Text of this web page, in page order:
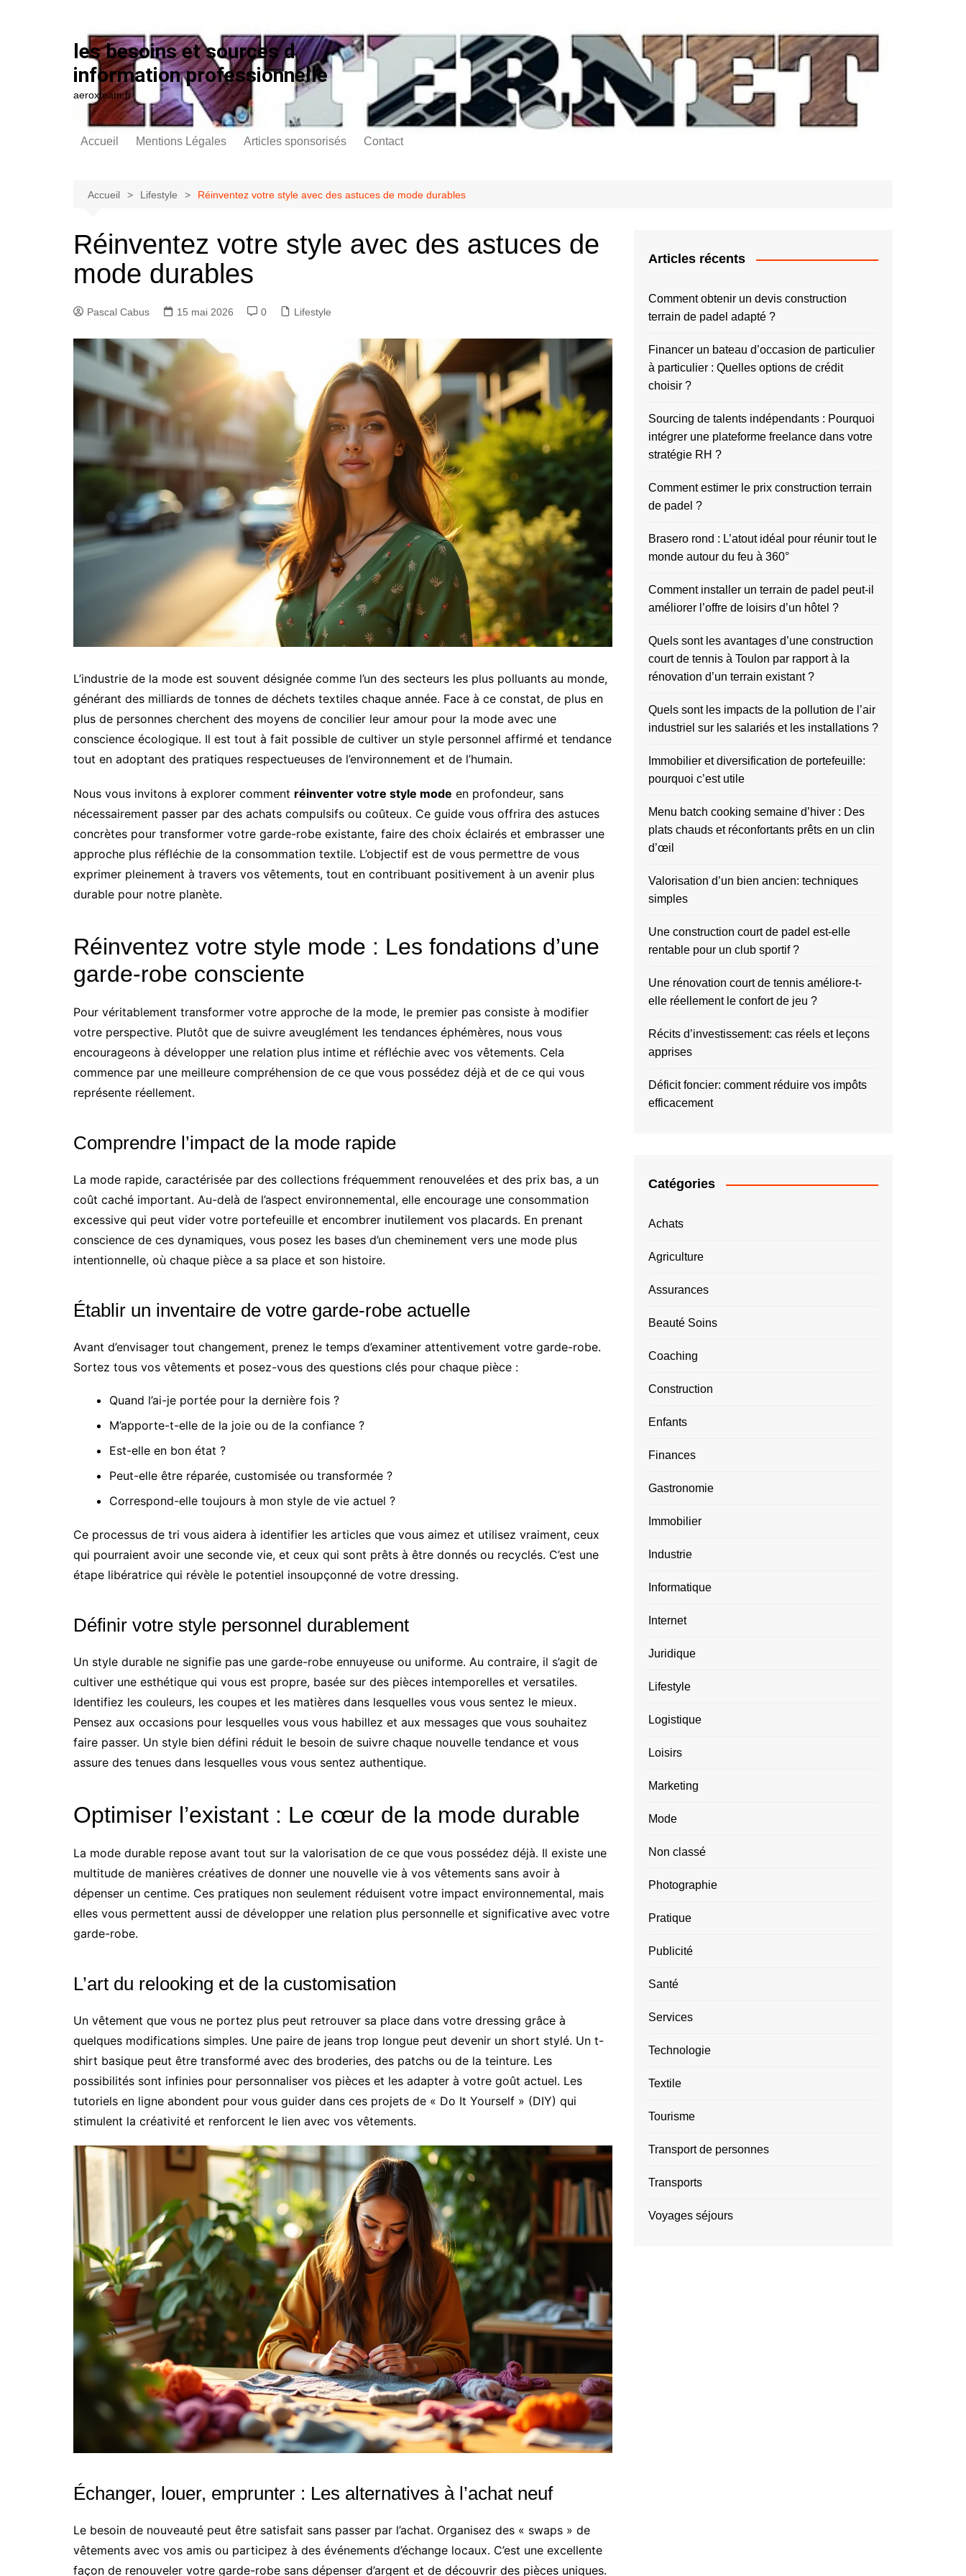
les besoins et sources d
information professionnelle
aeroxteam.fr
Accueil Mentions Légales Articles sponsorisés Contact
Accueil Lifestyle Réinventez votre style avec des astuces de mode durables
Réinventez votre style avec des astuces de
mode durables
Pascal Cabus 15 mai 2026 0 Lifestyle
L’industrie de la mode est souvent désignée comme l’un des secteurs les plus polluants au monde,
générant des milliards de tonnes de déchets textiles chaque année. Face à ce constat, de plus en
plus de personnes cherchent des moyens de concilier leur amour pour la mode avec une
conscience écologique. Il est tout à fait possible de cultiver un style personnel affirmé et tendance
tout en adoptant des pratiques respectueuses de l’environnement et de l’humain.
Nous vous invitons à explorer comment réinventer votre style mode en profondeur, sans
nécessairement passer par des achats compulsifs ou coûteux. Ce guide vous offrira des astuces
concrètes pour transformer votre garde-robe existante, faire des choix éclairés et embrasser une
approche plus réfléchie de la consommation textile. L’objectif est de vous permettre de vous
exprimer pleinement à travers vos vêtements, tout en contribuant positivement à un avenir plus
durable pour notre planète.
Réinventez votre style mode : Les fondations d’une
garde-robe consciente
Pour véritablement transformer votre approche de la mode, le premier pas consiste à modifier
votre perspective. Plutôt que de suivre aveuglément les tendances éphémères, nous vous
encourageons à développer une relation plus intime et réfléchie avec vos vêtements. Cela
commence par une meilleure compréhension de ce que vous possédez déjà et de ce qui vous
représente réellement.
Comprendre l’impact de la mode rapide
La mode rapide, caractérisée par des collections fréquemment renouvelées et des prix bas, a un
coût caché important. Au-delà de l’aspect environnemental, elle encourage une consommation
excessive qui peut vider votre portefeuille et encombrer inutilement vos placards. En prenant
conscience de ces dynamiques, vous posez les bases d’un cheminement vers une mode plus
intentionnelle, où chaque pièce a sa place et son histoire.
Établir un inventaire de votre garde-robe actuelle
Avant d’envisager tout changement, prenez le temps d’examiner attentivement votre garde-robe.
Sortez tous vos vêtements et posez-vous des questions clés pour chaque pièce :
Quand l’ai-je portée pour la dernière fois ?
M’apporte-t-elle de la joie ou de la confiance ?
Est-elle en bon état ?
Peut-elle être réparée, customisée ou transformée ?
Correspond-elle toujours à mon style de vie actuel ?
Ce processus de tri vous aidera à identifier les articles que vous aimez et utilisez vraiment, ceux
qui pourraient avoir une seconde vie, et ceux qui sont prêts à être donnés ou recyclés. C’est une
étape libératrice qui révèle le potentiel insoupçonné de votre dressing.
Définir votre style personnel durablement
Un style durable ne signifie pas une garde-robe ennuyeuse ou uniforme. Au contraire, il s’agit de
cultiver une esthétique qui vous est propre, basée sur des pièces intemporelles et versatiles.
Identifiez les couleurs, les coupes et les matières dans lesquelles vous vous sentez le mieux.
Pensez aux occasions pour lesquelles vous vous habillez et aux messages que vous souhaitez
faire passer. Un style bien défini réduit le besoin de suivre chaque nouvelle tendance et vous
assure des tenues dans lesquelles vous vous sentez authentique.
Optimiser l’existant : Le cœur de la mode durable
La mode durable repose avant tout sur la valorisation de ce que vous possédez déjà. Il existe une
multitude de manières créatives de donner une nouvelle vie à vos vêtements sans avoir à
dépenser un centime. Ces pratiques non seulement réduisent votre impact environnemental, mais
elles vous permettent aussi de développer une relation plus personnelle et significative avec votre
garde-robe.
L’art du relooking et de la customisation
Un vêtement que vous ne portez plus peut retrouver sa place dans votre dressing grâce à
quelques modifications simples. Une paire de jeans trop longue peut devenir un short stylé. Un t-
shirt basique peut être transformé avec des broderies, des patchs ou de la teinture. Les
possibilités sont infinies pour personnaliser vos pièces et les adapter à votre goût actuel. Les
tutoriels en ligne abondent pour vous guider dans ces projets de « Do It Yourself » (DIY) qui
stimulent la créativité et renforcent le lien avec vos vêtements.
Échanger, louer, emprunter : Les alternatives à l’achat neuf
Le besoin de nouveauté peut être satisfait sans passer par l’achat. Organisez des « swaps » de
vêtements avec vos amis ou participez à des événements d’échange locaux. C’est une excellente
façon de renouveler votre garde-robe sans dépenser d’argent et de découvrir des pièces uniques.
Articles récents
Comment obtenir un devis construction
terrain de padel adapté ?
Financer un bateau d’occasion de particulier
à particulier : Quelles options de crédit
choisir ?
Sourcing de talents indépendants : Pourquoi
intégrer une plateforme freelance dans votre
stratégie RH ?
Comment estimer le prix construction terrain
de padel ?
Brasero rond : L’atout idéal pour réunir tout le
monde autour du feu à 360°
Comment installer un terrain de padel peut-il
améliorer l’offre de loisirs d’un hôtel ?
Quels sont les avantages d’une construction
court de tennis à Toulon par rapport à la
rénovation d’un terrain existant ?
Quels sont les impacts de la pollution de l’air
industriel sur les salariés et les installations ?
Immobilier et diversification de portefeuille:
pourquoi c’est utile
Menu batch cooking semaine d’hiver : Des
plats chauds et réconfortants prêts en un clin
d’œil
Valorisation d’un bien ancien: techniques
simples
Une construction court de padel est-elle
rentable pour un club sportif ?
Une rénovation court de tennis améliore-t-
elle réellement le confort de jeu ?
Récits d’investissement: cas réels et leçons
apprises
Déficit foncier: comment réduire vos impôts
efficacement
Catégories
Achats
Agriculture
Assurances
Beauté Soins
Coaching
Construction
Enfants
Finances
Gastronomie
Immobilier
Industrie
Informatique
Internet
Juridique
Lifestyle
Logistique
Loisirs
Marketing
Mode
Non classé
Photographie
Pratique
Publicité
Santé
Services
Technologie
Textile
Tourisme
Transport de personnes
Transports
Voyages séjours